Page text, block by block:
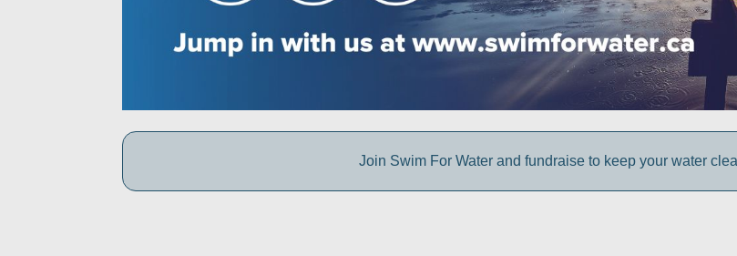
Join Swim For Water and fundraise to keep your water